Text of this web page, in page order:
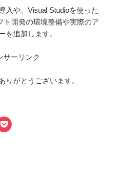
入や、Visual Studioを使った
ト開発の環境整備や実際のア
を追加します。
サーリンク
りがとうございます。